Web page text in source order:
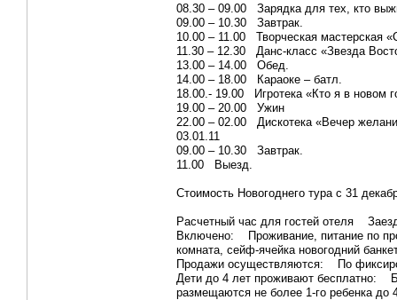
08.30 – 09.00 Зарядка для тех, кто
09.00 – 10.30 Завтрак.
10.00 – 11.00 Творческая мастерская
11.30 – 12.30 Данс-класс «Звезда
13.00 – 14.00 Обед.
14.00 – 18.00 Караоке – батл.
18.00.- 19.00 Игротека «Кто я в новом
19.00 – 20.00 Ужин
22.00 – 02.00 Дискотека «Вечер
03.01.11
09.00 – 10.30 Завтрак.
11.00 Выезд.
Стоимость Новогоднего тура с 31
Расчетный час для гостей отеля
Включено: Проживание, питание по
комната, сейф-ячейка новогодний
Продажи осуществляются: По
Дети до 4 лет проживают бесплатно:
размещаются не более 1-го ребенка до